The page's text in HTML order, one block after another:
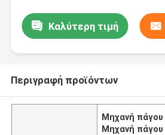
Καλύτερη τιμή
Περιγραφή προϊόντων
Μηχανή
Μηχανή